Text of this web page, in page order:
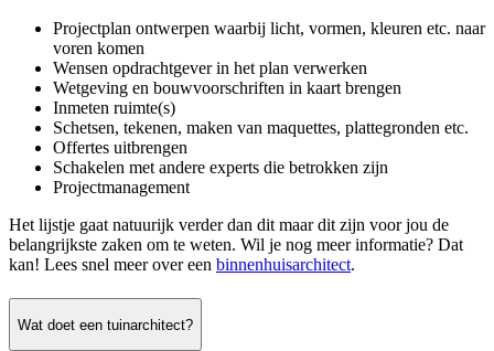
Projectplan ontwerpen waarbij licht, vormen, kleuren etc. naar
voren komen
Wensen opdrachtgever in het plan verwerken
Wetgeving en bouwvoorschriften in kaart brengen
Inmeten ruimte(s)
Schetsen, tekenen, maken van maquettes, plattegronden etc.
Offertes uitbrengen
Schakelen met andere experts die betrokken zijn
Projectmanagement
Het lijstje gaat natuurijk verder dan dit maar dit zijn voor jou de
belangrijkste zaken om te weten. Wil je nog meer informatie? Dat
kan! Lees snel meer over een binnenhuisarchitect.
Wat doet een tuinarchitect?